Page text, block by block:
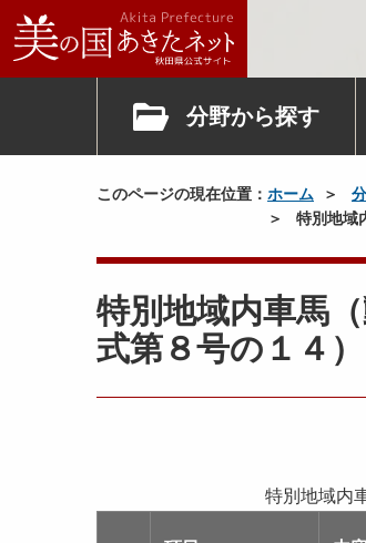
分野から探す
このページの現在位置： ホーム
特別地域
特別地域内車馬
式第８号の１４）
特別地域内